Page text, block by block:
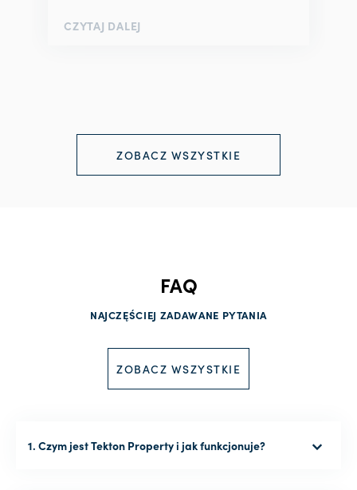
CZYTAJ DALEJ
ZOBACZ WSZYSTKIE
FAQ
NAJCZĘŚCIEJ ZADAWANE PYTANIA
ZOBACZ WSZYSTKIE
1. Czym jest Tekton Property i jak funkcjonuje?